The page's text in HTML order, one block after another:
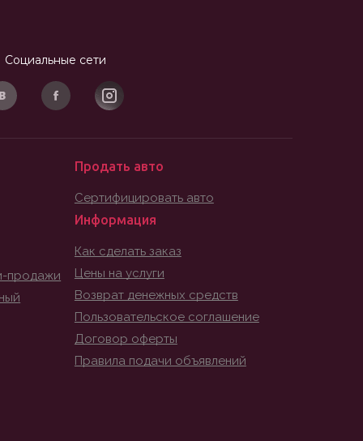
Социальные сети
продажи
Продать авто
Сертифицировать авто
Информация
Как сделать заказ
Цены на услуги
Возврат денежных средств
Пользовательское соглашение
Договор оферты
Правила подачи объявлений